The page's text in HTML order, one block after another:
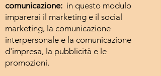
comunicazione: in questo modulo
imparerai il marketing e il social
marketing, la comunicazione
interpersonale e la comunicazione
d'impresa, la pubblicità e le
promozioni.